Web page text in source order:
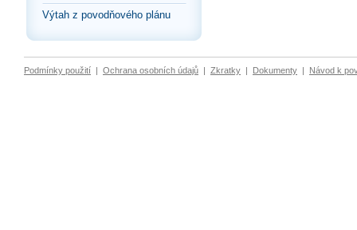
Výtah z povodňového plánu
Podmínky použití | Ochrana osobních údajů | Zkratky | Dokumenty | Návod k